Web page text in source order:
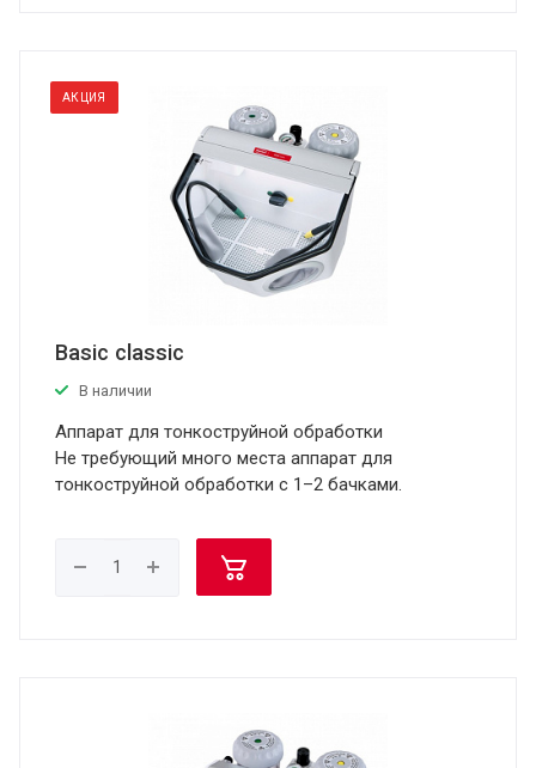
АКЦИЯ
Basic classic
В наличии
Аппарат для тонкоструйной обработки
Не требующий много места аппарат для
тонкоструйной обработки с 1–2 бачками.